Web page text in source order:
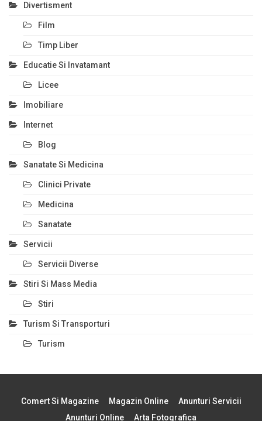
Divertisment
Film
Timp Liber
Educatie Si Invatamant
Licee
Imobiliare
Internet
Blog
Sanatate Si Medicina
Clinici Private
Medicina
Sanatate
Servicii
Servicii Diverse
Stiri Si Mass Media
Stiri
Turism Si Transporturi
Turism
Comert Si Magazine Magazin Online
Anunturi Servicii
Anunturi Online
Arta Fotografica